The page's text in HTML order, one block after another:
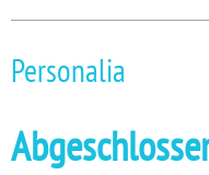
Personalia